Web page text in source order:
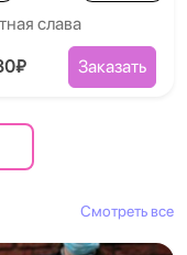
слава
Заказать
Смотреть все